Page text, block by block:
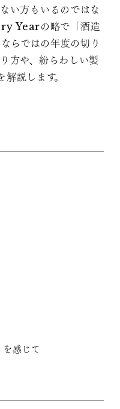
い方もいるのではな
Yearの略で「酒造
らではの年度の切り
方や、紛らわしい製
説します。
感じて